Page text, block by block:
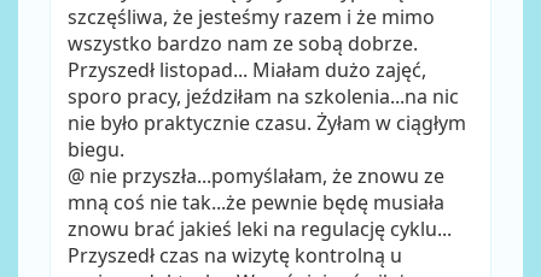
szczęśliwa, że jesteśmy razem i że mimo
wszystko bardzo nam ze sobą dobrze.
Przyszedł listopad... Miałam dużo zajęć,
sporo pracy, jeździłam na szkolenia...na nic
nie było praktycznie czasu. Żyłam w ciągłym
biegu.
@ nie przyszła...pomyślałam, że znowu ze
mną coś nie tak...że pewnie będę musiała
znowu brać jakieś leki na regulację cyklu...
Przyszedł czas na wizytę kontrolną u